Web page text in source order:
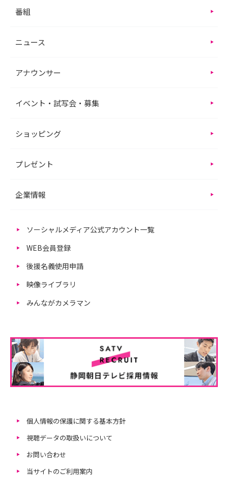
番組
ニュース
アナウンサー
イベント・試写会・募集
ショッピング
プレゼント
企業情報
ソーシャルメディア公式アカウント一覧
WEB会員登録
後援名義使用申請
映像ライブラリ
みんながカメラマン
個人情報の保護に関する基本方針
視聴データの取扱いについて
お問い合わせ
当サイトのご利用案内